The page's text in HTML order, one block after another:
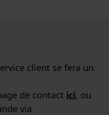
client se fera un
de contact ici, ou
via